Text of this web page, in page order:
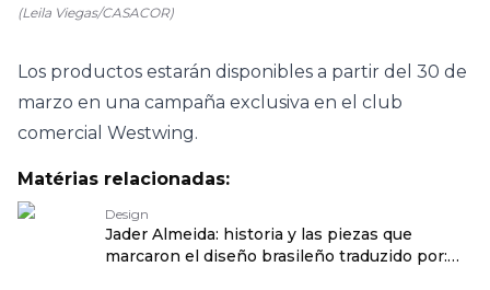
(Leila Viegas/CASACOR)
Los productos estarán disponibles a partir del 30 de
marzo en una campaña exclusiva en el club
comercial Westwing.
Matérias relacionadas:
Design
Jader Almeida: historia y las piezas que
marcaron el diseño brasileño traduzido por: